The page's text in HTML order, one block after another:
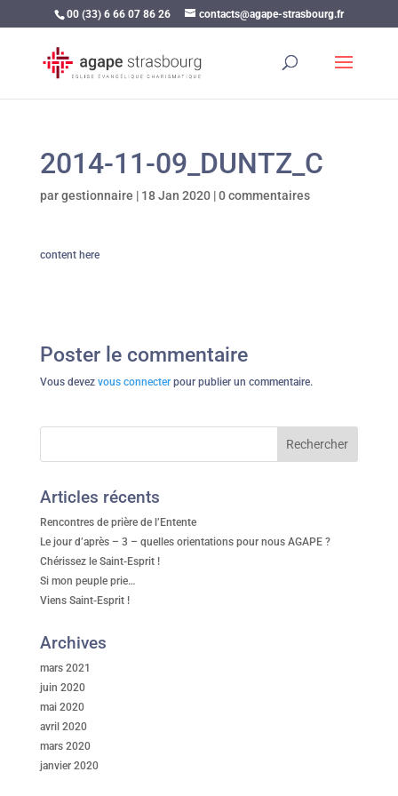
00 (33) 6 66 07 86 26 contacts@agape-strasbourg.fr
2014-11-09_DUNTZ_C
pargestionnaire | 18 Jan 2020|0 commentaires
content here
Poster le commentaire
Vous devez vous connecterpour publier un commentaire.
Articles récents
Rencontres de prière de l’Entente
Le jour d’après – 3 – quelles orientations pour nous AGAPE ?
Chérissez le Saint-Esprit !
Si mon peuple prie…
Viens Saint-Esprit !
Archives
mars 2021
juin 2020
mai 2020
avril 2020
mars 2020
janvier 2020